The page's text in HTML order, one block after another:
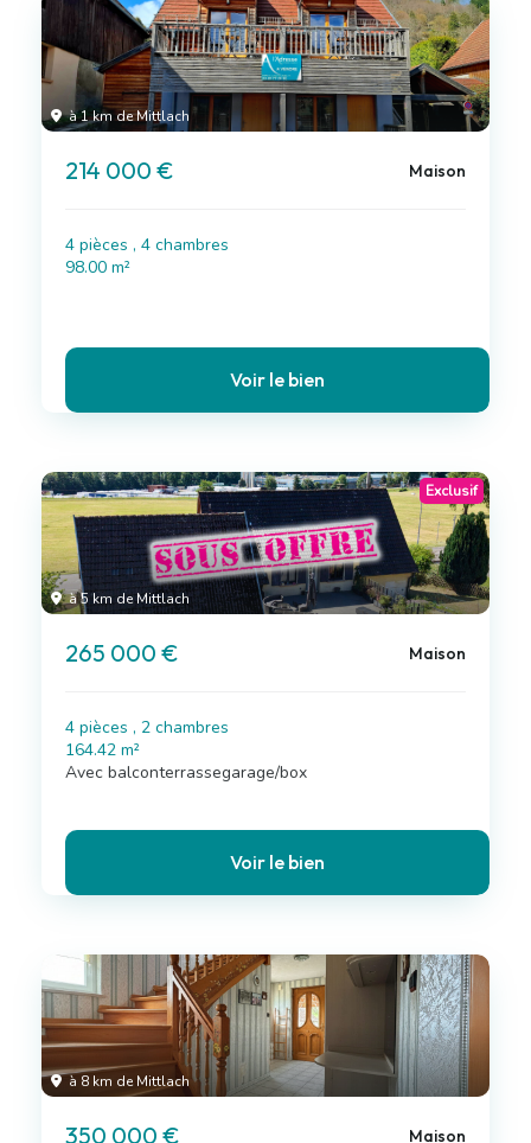
à 1 km de Mittlach
214 000 € Maison
4 pièces , 4 chambres
98.00 m²
Voir le bien
à 5 km de Mittlach
Exclusif
265 000 € Maison
4 pièces , 2 chambres
164.42 m²
Avec balconterrassegarage/box
Voir le bien
à 8 km de Mittlach
350 000 € Maison